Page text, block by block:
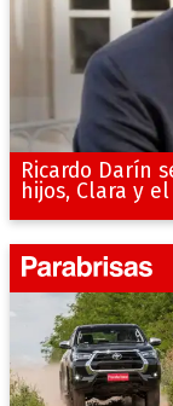
Ricardo Darín
hijos, Clara y